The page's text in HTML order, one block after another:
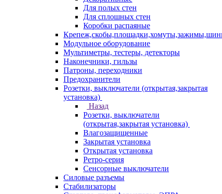
Для полых стен
Для сплошных стен
Коробки распаяные
Модульное оборудование
Мультиметры, тестеры, детекторы
Наконечники, гильзы
Патроны, переходники
Предохранители
Розетки, выключатели (открытая,закрытая
установка)
Назад
Розетки, выключатели
(открытая,закрытая установка)
Влагозащищенные
Закрытая установка
Открытая установка
Ретро-серия
Сенсорные выключатели
Силовые разъемы
Стабилизаторы